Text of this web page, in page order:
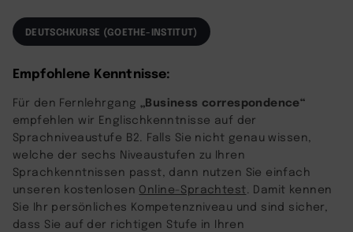
DEUTSCHKURSE (GOETHE-INSTITUT)
Empfohlene Kenntnisse:
Für den Fernlehrgang „Business correspondence“
empfehlen wir Englischkenntnisse auf der
Sprachniveaustufe B2. Falls Sie nicht genau wissen,
welche der sechs Niveaustufen zu Ihren
Sprachkenntnissen passt, dann nutzen Sie einfach
unseren kostenlosen Online-Sprachtest . Damit kennen
Sie Ihr persönliches Kompetenzniveau und sind sicher,
dass Sie auf der richtigen Stufe in Ihren